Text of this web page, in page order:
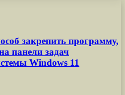
закрепить программу,
панели задач
Windows 11